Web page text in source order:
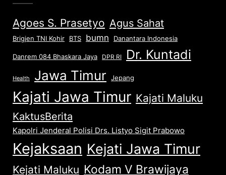
Agoes S. Prasetyo Agus Sahat
Brigjen TNI Kohir BTS bumn Danantara Indonesia
Danrem 084 Bhaskara Jaya DPR RI Dr. Kuntadi
Health Jawa Timur Jepang
Kajati Jawa Timur Kajati Maluku
KaktusBerita
Kapolri Jenderal Polisi Drs. Listyo Sigit Prabowo
Kejaksaan Kejati Jawa Timur
Kejati Maluku Kodam V Brawijaya